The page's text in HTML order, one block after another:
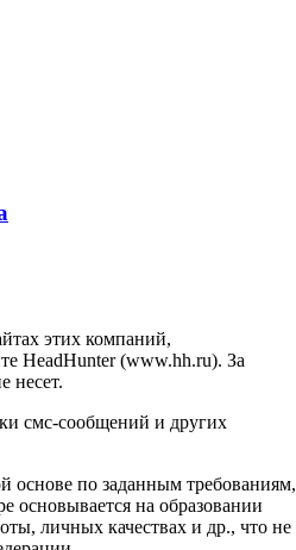
этих компаний,
HeadHunter (www.hh.ru). За
несет.
смс-сообщений и других
основе по заданным требованиям,
основывается на образовании
личных качествах и др., что не